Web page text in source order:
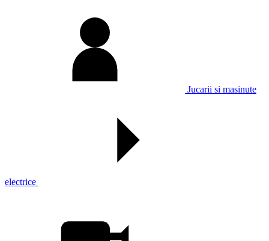
Jucarii si masinute
electrice